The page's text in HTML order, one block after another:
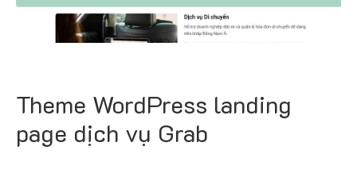
Theme WordPress landing
page dịch vụ Grab